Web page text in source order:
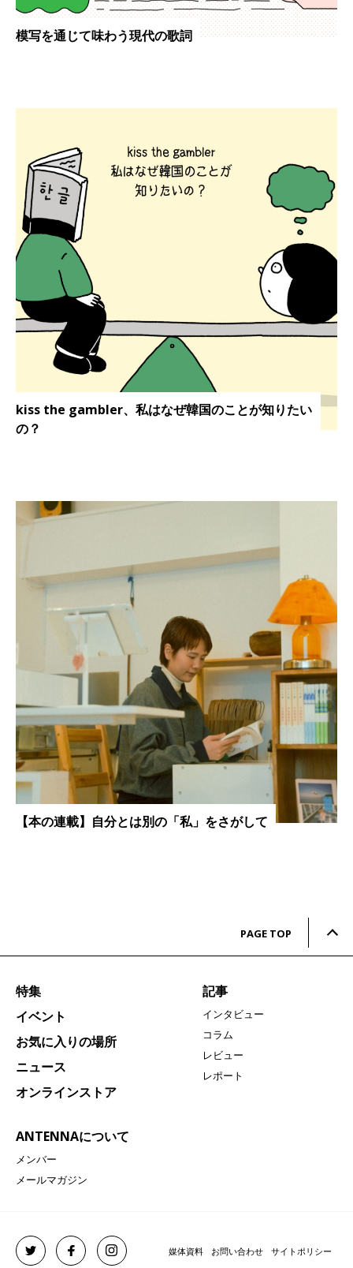
模写を通じて味わう現代の歌詞
kiss the gambler、私はなぜ韓国のことが知りたい
の？
【本の連載】自分とは別の「私」をさがして
PAGE TOP
特集
イベント
お気に入りの場所
ニュース
オンラインストア
ANTENNAについて
メンバー
メールマガジン
記事
インタビュー
コラム
レビュー
レポート
媒体資料 お問い合わせ サイトポリシー